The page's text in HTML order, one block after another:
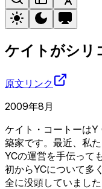
ケイトがシリ
原文リンク
2009年8月
ケイト・コートーは
築家です。最近、私
YCの運営を手伝って
初からYCについて多
全に没頭していました